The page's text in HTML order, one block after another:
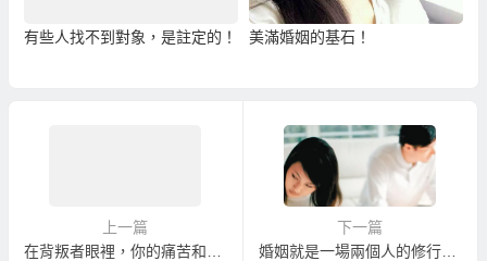
有些人找不到對象，是註定的！ 美滿婚姻的基石！
上一篇
下一篇
婚姻就是一場兩個人的修行！幸福的婚姻是需要方法的！